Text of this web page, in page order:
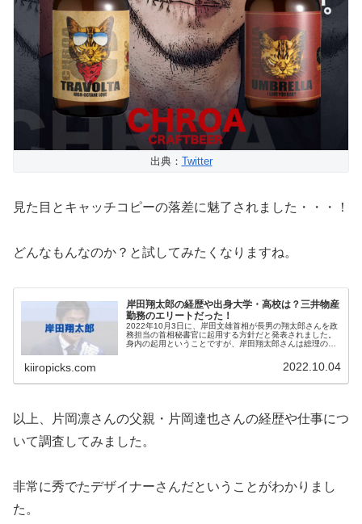
出典： Twitter
見た目とキャッチコピーの落差に魅了されました・・・！
どんなもんなのか？と試してみたくなりますね。
岸田翔太郎の経歴や出身大学・高校は？三井物産
勤務のエリートだった！
2022年10月3日に、岸田文雄首相が長男の翔太郎さんを政
務担当の首相秘書官に起用する方針だと発表されました。
身内の起用ということですが、岸田翔太郎さんは総理の息
kiiropicks.com 2022.10.04
以上、片岡凛さんの父親・片岡達也さんの経歴や仕事につ
いて調査してみました。
非常に秀でたデザイナーさんだということがわかりまし
た。